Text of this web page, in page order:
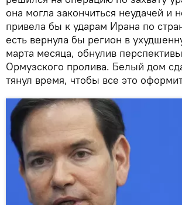
она могла закончиться неудачей и
привела бы к ударам Ирана по
есть вернула бы регион в
марта месяца, обнулив
Ормузского пролива. Белый дом
тянул время, чтобы все это